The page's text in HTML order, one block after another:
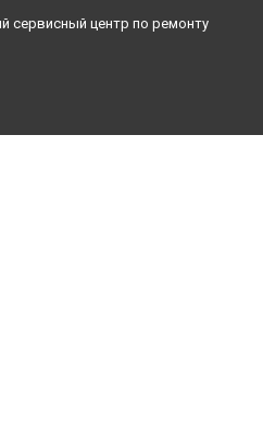
сервисный центр по ремонту